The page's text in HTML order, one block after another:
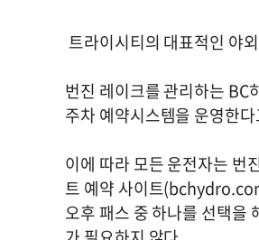
트라이시티의 대표적인 야
번진 레이크를 관리하는
주차 예약시스템을 운영한
이에 따라 모든 운전자는
트 예약 사이트
오후 패스 중 하나를 선택을